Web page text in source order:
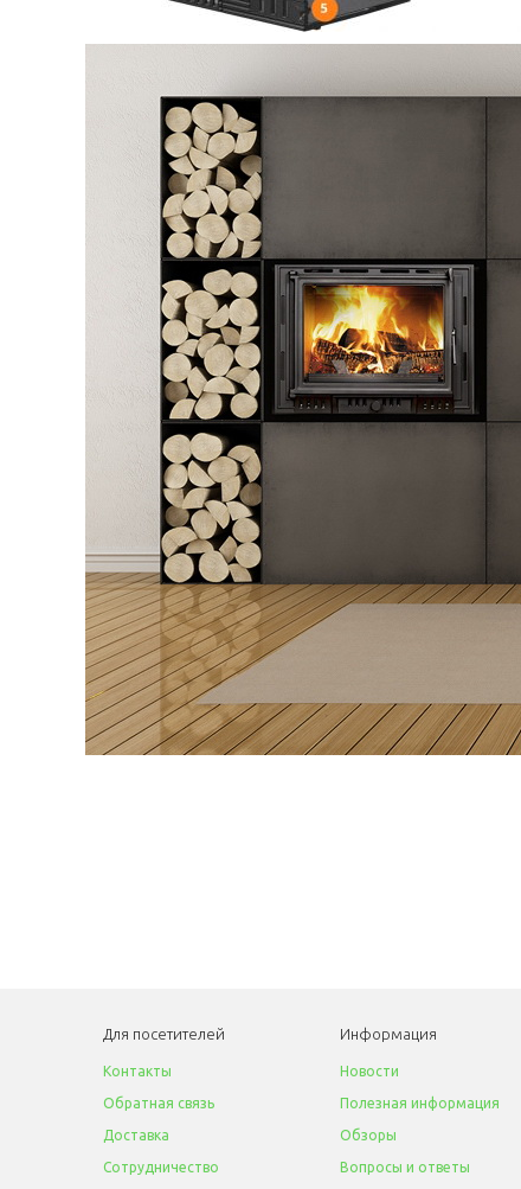
Для посетителей
Контакты
Обратная связь
Доставка
Сотрудничество
Информация
Новости
Полезная информация
Обзоры
Вопросы и ответы